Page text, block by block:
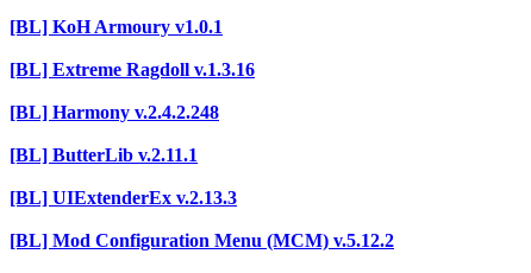
[BL] KoH Armoury v1.0.1
[BL] Extreme Ragdoll v.1.3.16
[BL] Harmony v.2.4.2.248
[BL] ButterLib v.2.11.1
[BL] UIExtenderEx v.2.13.3
[BL] Mod Configuration Menu (MCM) v.5.12.2